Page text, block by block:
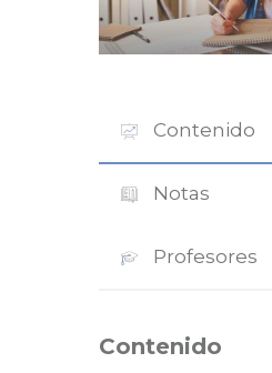
Contenido
Notas
Profesores
Contenido